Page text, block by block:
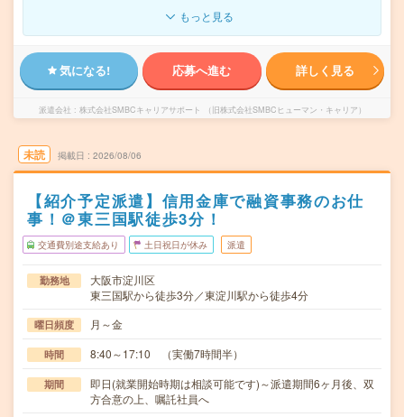
もっと見る
気になる! 応募へ進む 詳しく見る
派遣会社 株式会社SMBCキャリアサポート （旧株式会社SMBCヒューマン・キャリア）
未読 掲載日 2026/08/06
【紹介予定派遣】信用金庫で融資事務のお仕
事！＠東三国駅徒歩3分！
交通費別途支給あり 土日祝日が休み 派遣
勤務地
大阪市淀川区
東三国駅から徒歩3分／東淀川駅から徒歩4分
曜日頻度 月～金
時間 8:40～17:10 （実働7時間半）
期間
即日(就業開始時期は相談可能です)～派遣期間6ヶ月後、双
方合意の上、嘱託社員へ